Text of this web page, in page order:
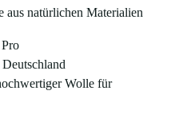
natürlichen Materialien
Wolle für